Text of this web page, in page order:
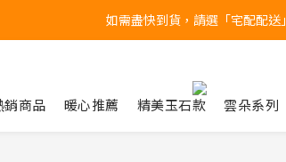
台北民權門市，現貨展示中
產品均備有現貨，下單後最快當天即
銷商品 暖心推薦 精美玉石款 雲朵系列